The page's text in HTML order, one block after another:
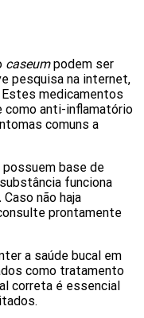
caseumpodem ser
pesquisa na internet,
medicamentos
como anti-inflamatório
comuns a
base de
funciona
Caso não haja
prontamente
a saúde bucal em
como tratamento
correta é essencial